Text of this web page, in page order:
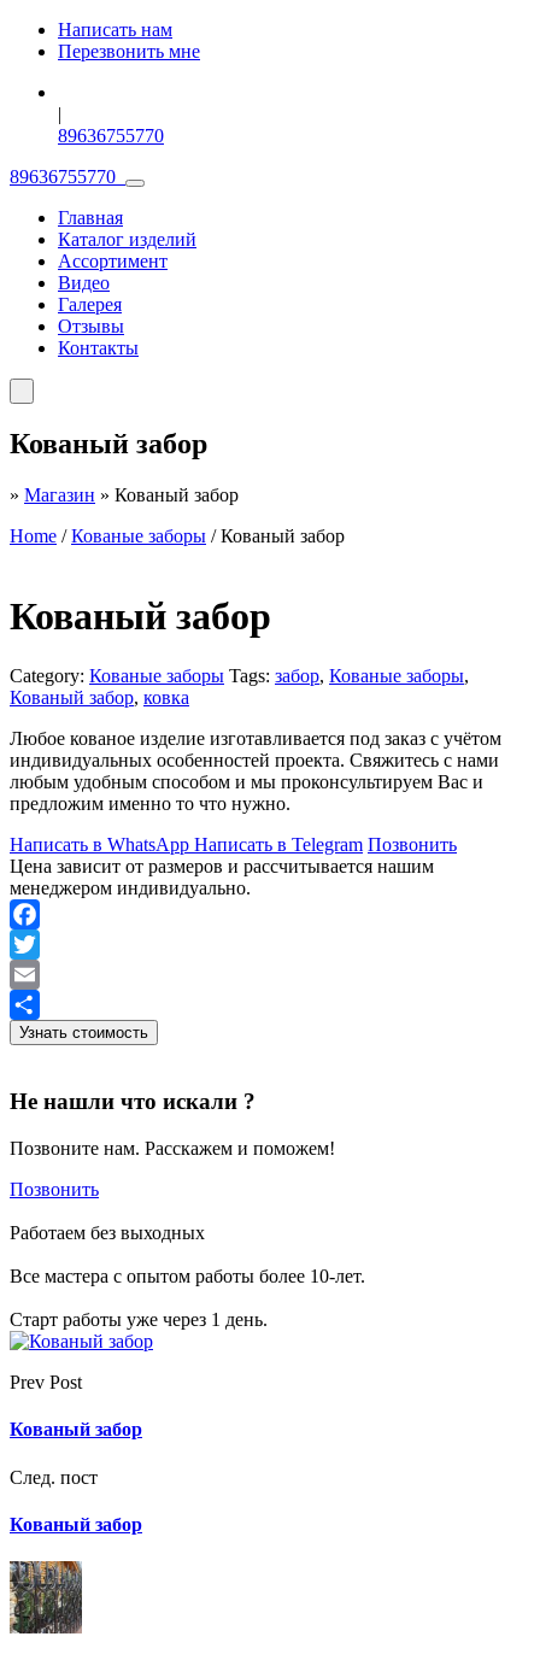
Написать нам
Перезвонить мне
|
89636755770
89636755770
Главная
Каталог изделий
Ассортимент
Видео
Галерея
Отзывы
Контакты
Кованый забор
» Магазин » Кованый забор
Home /Кованые заборы / Кованый забор
Кованый забор
Category: Кованые заборы Tags: забор, Кованые заборы,
Кованый забор, ковка
Любое кованое изделие изготавливается под заказ с учётом
индивидуальных особенностей проекта. Свяжитесь с нами
любым удобным способом и мы проконсультируем Вас и
предложим именно то что нужно.
Написать в WhatsApp Написать в Telegram Позвонить
Цена зависит от размеров и рассчитывается нашим
менеджером индивидуально.
Facebook
Twitter
Email
Отправить
Узнать стоимость
Не нашли что искали ?
Позвоните нам. Расскажем и поможем!
Позвонить
Работаем без выходных
Все мастера с опытом работы более 10-лет.
Старт работы уже через 1 день.
Prev Post
Кованый забор
След. пост
Кованый забор